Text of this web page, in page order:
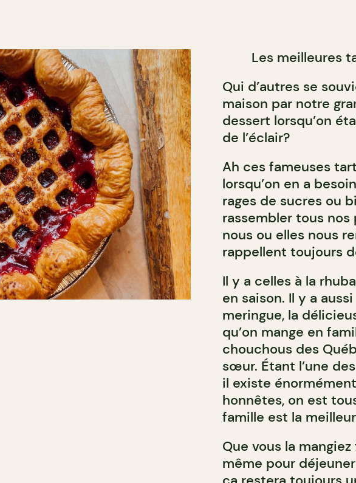
Les meilleures
Qui d’autres se
maison par notre
dessert lorsqu’on
de l’éclair?
Ah ces fameuses
lorsqu’on en a
rages de sucres ou
rassembler tous nos
nous ou elles nous
rappellent toujours
Il y a celles à la
en saison. Il y a
meringue, la
qu’on mange en
chouchous des
sœur. Étant l’une
il existe
honnêtes, on est
famille est la
Que vous la
même pour